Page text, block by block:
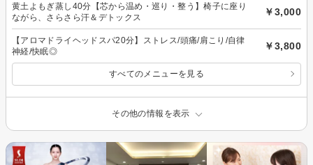
黄土よもぎ蒸し40分【芯から温め・巡り・整う】椅子に座り
ながら、さらさら汗＆デトックス
￥3,000
【アロマドライヘッドスパ20分】ストレス/頭痛/肩こり/自律
神経/快眠◎
￥3,800
すべてのメニューを見る
その他の情報を表示